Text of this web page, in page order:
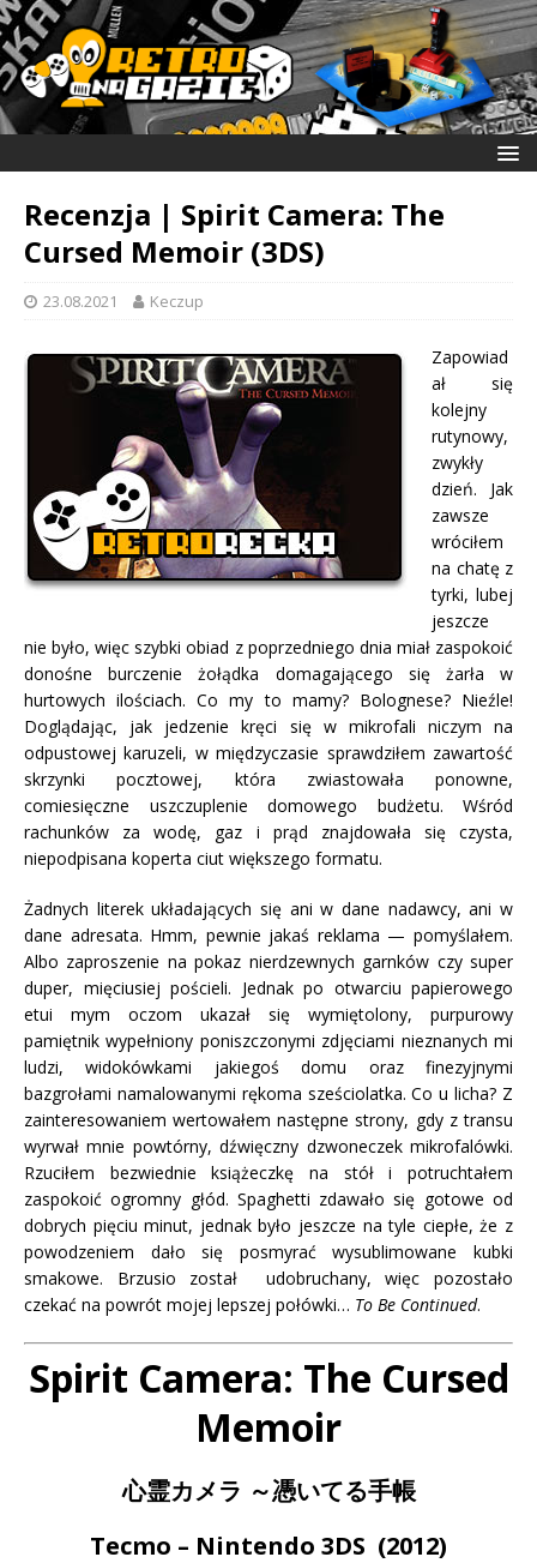
Recenzja | Spirit Camera: The
Cursed Memoir (3DS)
23.08.2021 Keczup
Zapowiad
ał się
kolejny
rutynowy,
zwykły
dzień. Jak
zawsze
wróciłem
na chatę z
tyrki, lubej
jeszcze
nie było, więc szybki obiad z poprzedniego dnia miał zaspokoić
donośne burczenie żołądka domagającego się żarła w
hurtowych ilościach. Co my to mamy? Bolognese? Nieźle!
Doglądając, jak jedzenie kręci się w mikrofali niczym na
odpustowej karuzeli, w międzyczasie sprawdziłem zawartość
skrzynki pocztowej, która zwiastowała ponowne,
comiesięczne uszczuplenie domowego budżetu. Wśród
rachunków za wodę, gaz i prąd znajdowała się czysta,
niepodpisana koperta ciut większego formatu.
Żadnych literek układających się ani w dane nadawcy, ani w
dane adresata. Hmm, pewnie jakaś reklama — pomyślałem.
Albo zaproszenie na pokaz nierdzewnych garnków czy super
duper, mięciusiej pościeli. Jednak po otwarciu papierowego
etui mym oczom ukazał się wymiętolony, purpurowy
pamiętnik wypełniony poniszczonymi zdjęciami nieznanych mi
ludzi, widokówkami jakiegoś domu oraz finezyjnymi
bazgrołami namalowanymi rękoma sześciolatka. Co u licha? Z
zainteresowaniem wertowałem następne strony, gdy z transu
wyrwał mnie powtórny, dźwięczny dzwoneczek mikrofalówki.
Rzuciłem bezwiednie książeczkę na stół i potruchtałem
zaspokoić ogromny głód. Spaghetti zdawało się gotowe od
dobrych pięciu minut, jednak było jeszcze na tyle ciepłe, że z
powodzeniem dało się posmyrać wysublimowane kubki
smakowe. Brzusio został udobruchany, więc pozostało
czekać na powrót mojej lepszej połówki… To Be Continued.
Spirit Camera: The Cursed
Memoir
心霊カメラ ～憑いてる手帳
Tecmo – Nintendo 3DS (2012)